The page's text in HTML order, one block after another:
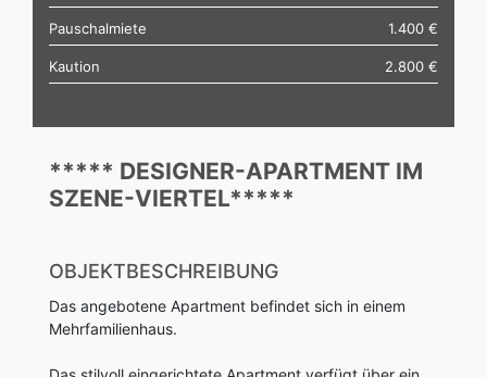
Pauschalmiete 1.400 €
Kaution 2.800 €
***** DESIGNER-APARTMENT IM
SZENE-VIERTEL*****
OBJEKTBESCHREIBUNG
Das angebotene Apartment befindet sich in einem
Mehrfamilienhaus.